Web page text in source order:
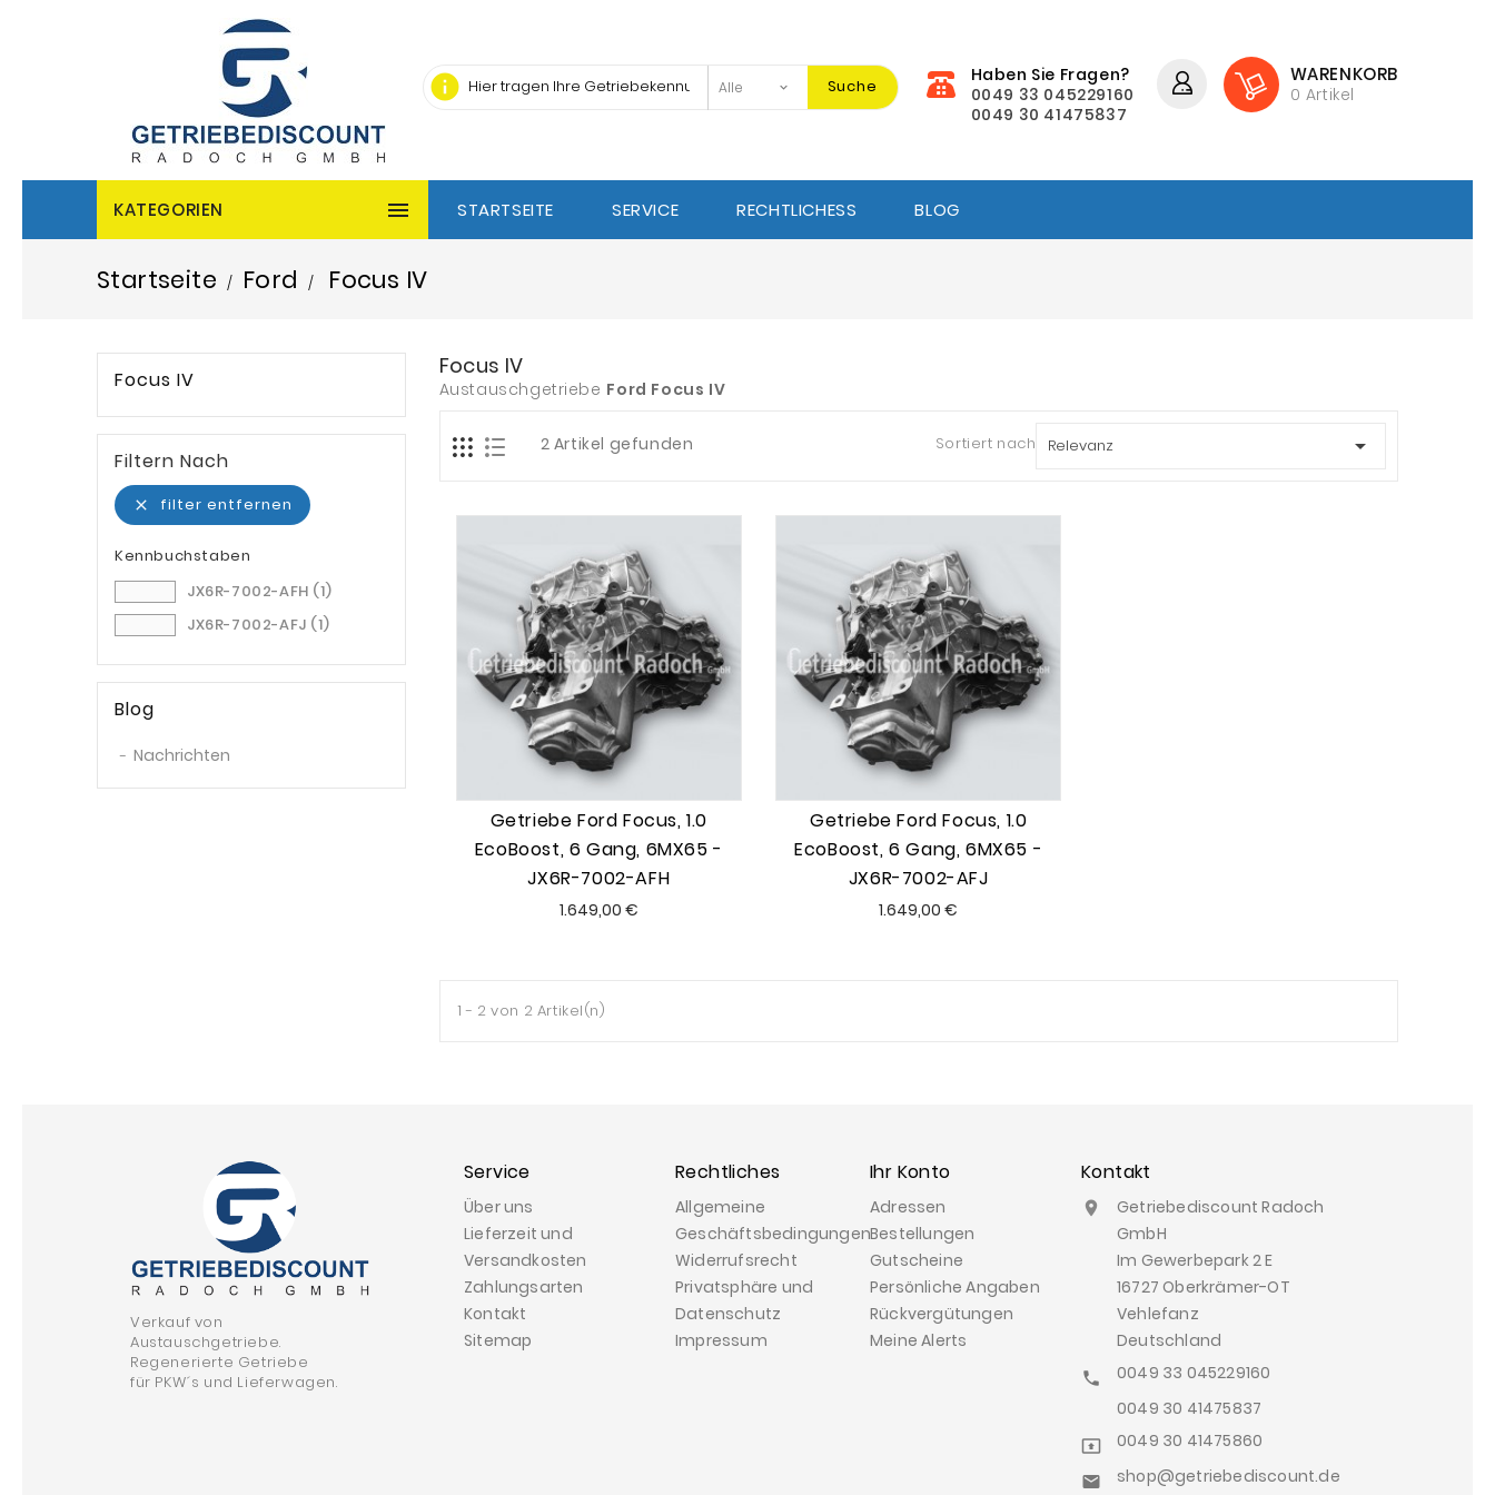
info Suche
Haben Sie Fragen?
0049 33 045229160
0049 30 41475837
WARENKORB
0 Artikel
KATEGORIEN  STARTSEITE SERVICE RECHTLICHESS BLOG
Startseite Ford Focus IV
Focus IV
Filtern Nach
 filter entfernen
Kennbuchstaben
JX6R-7002-AFH (1)
JX6R-7002-AFJ (1)
Blog
Nachrichten
Focus IV
Austauschgetriebe Ford Focus IV
2 Artikel gefunden Sortiert nach: Relevanz 
Getriebe Ford Focus, 1.0
EcoBoost, 6 Gang, 6MX65 -
JX6R-7002-AFH
1.649,00 €Preis
Getriebe Ford Focus, 1.0
EcoBoost, 6 Gang, 6MX65 -
JX6R-7002-AFJ
1.649,00 €
1 - 2 von 2 Artikel(n)
Verkauf von
Austauschgetriebe.
Regenerierte Getriebe
für PKW´s und Lieferwagen.
Service
Über uns
Lieferzeit und
Versandkosten
Zahlungsarten
Kontakt
Sitemap
Rechtliches
Allgemeine
Geschäftsbedingungen
Widerrufsrecht
Privatsphäre und
Datenschutz
Impressum
Ihr Konto
Adressen
Bestellungen
Gutscheine
Persönliche Angaben
Rückvergütungen
Meine Alerts
Kontakt

Getriebediscount Radoch
GmbH
Im Gewerbepark 2 E
16727 Oberkrämer-OT
Vehlefanz
Deutschland

0049 33 045229160
0049 30 41475837
 0049 30 41475860
 shop@getriebediscount.de